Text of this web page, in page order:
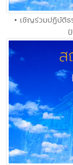
• เชิญร่วมปฏิบัติ